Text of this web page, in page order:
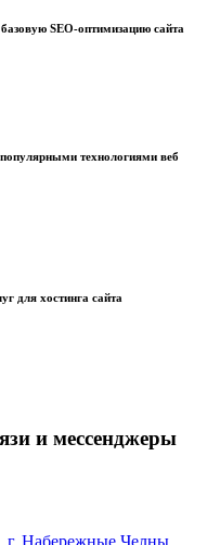
SEO-оптимизацию сайта
технологиями веб
для хостинга сайта
и мессенджеры
г. Набережные Челны,